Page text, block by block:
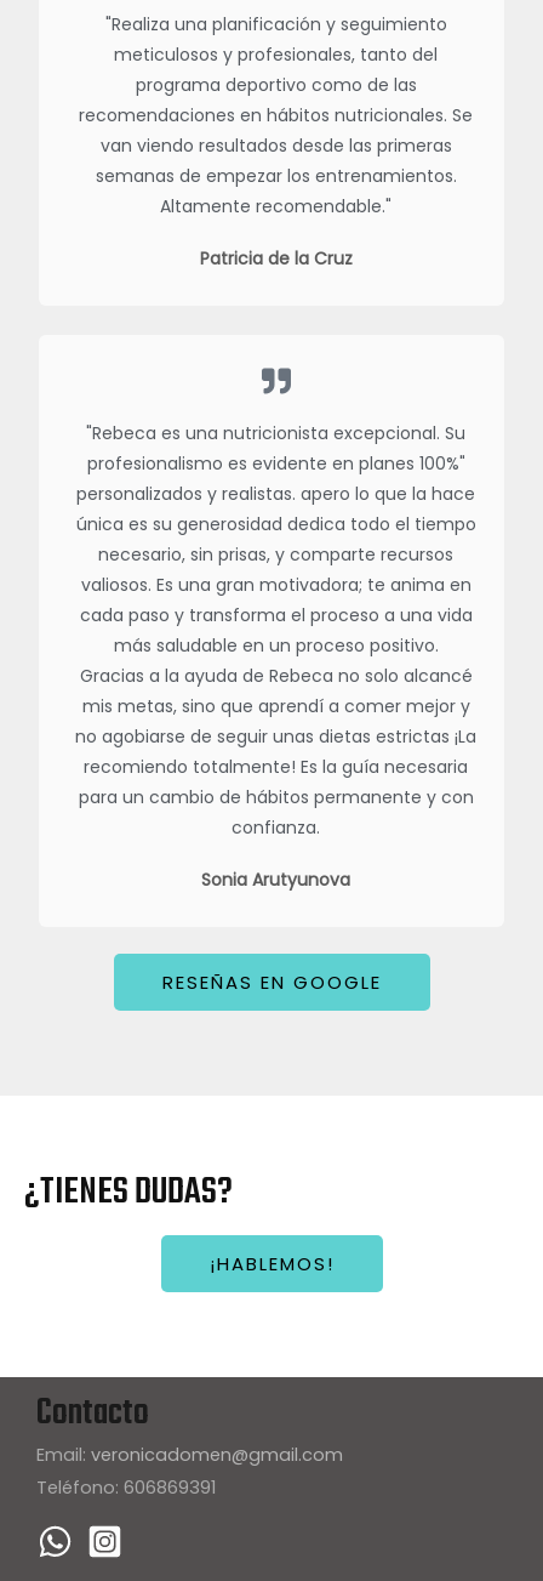
"Realiza una planificación y seguimiento
meticulosos y profesionales, tanto del
programa deportivo como de las
recomendaciones en hábitos nutricionales. Se
van viendo resultados desde las primeras
semanas de empezar los entrenamientos.
Altamente recomendable."
Patricia de la Cruz
"Rebeca es una nutricionista excepcional. Su
profesionalismo es evidente en planes 100%"
personalizados y realistas. apero lo que la hace
única es su generosidad dedica todo el tiempo
necesario, sin prisas, y comparte recursos
valiosos. Es una gran motivadora; te anima en
cada paso y transforma el proceso a una vida
más saludable en un proceso positivo.
Gracias a la ayuda de Rebeca no solo alcancé
mis metas, sino que aprendí a comer mejor y
no agobiarse de seguir unas dietas estrictas ¡La
recomiendo totalmente! Es la guía necesaria
para un cambio de hábitos permanente y con
confianza.
Sonia Arutyunova
RESEÑAS EN GOOGLE
¿TIENES DUDAS?
¡HABLEMOS!
Contacto
Email: veronicadomen@gmail.com
Teléfono: 606869391